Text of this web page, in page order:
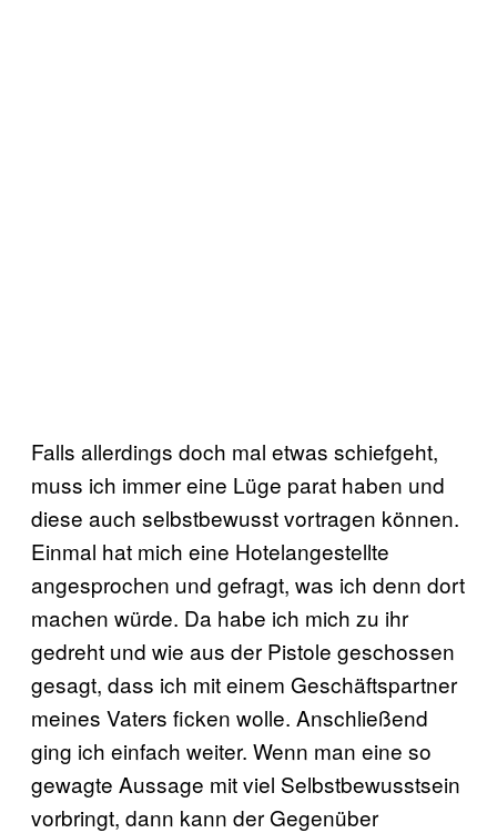
Falls allerdings doch mal etwas schiefgeht,
muss ich immer eine Lüge parat haben und
diese auch selbstbewusst vortragen können.
Einmal hat mich eine Hotelangestellte
angesprochen und gefragt, was ich denn dort
machen würde. Da habe ich mich zu ihr
gedreht und wie aus der Pistole geschossen
gesagt, dass ich mit einem Geschäftspartner
meines Vaters ficken wolle. Anschließend
ging ich einfach weiter. Wenn man eine so
gewagte Aussage mit viel Selbstbewusstsein
vorbringt, dann kann der Gegenüber